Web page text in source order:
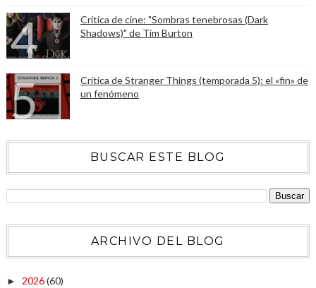
Crítica de cine: "Sombras tenebrosas (Dark
Shadows)" de Tim Burton
Crítica de Stranger Things (temporada 5): el «fin» de
un fenómeno
BUSCAR ESTE BLOG
ARCHIVO DEL BLOG
► 2026(60)